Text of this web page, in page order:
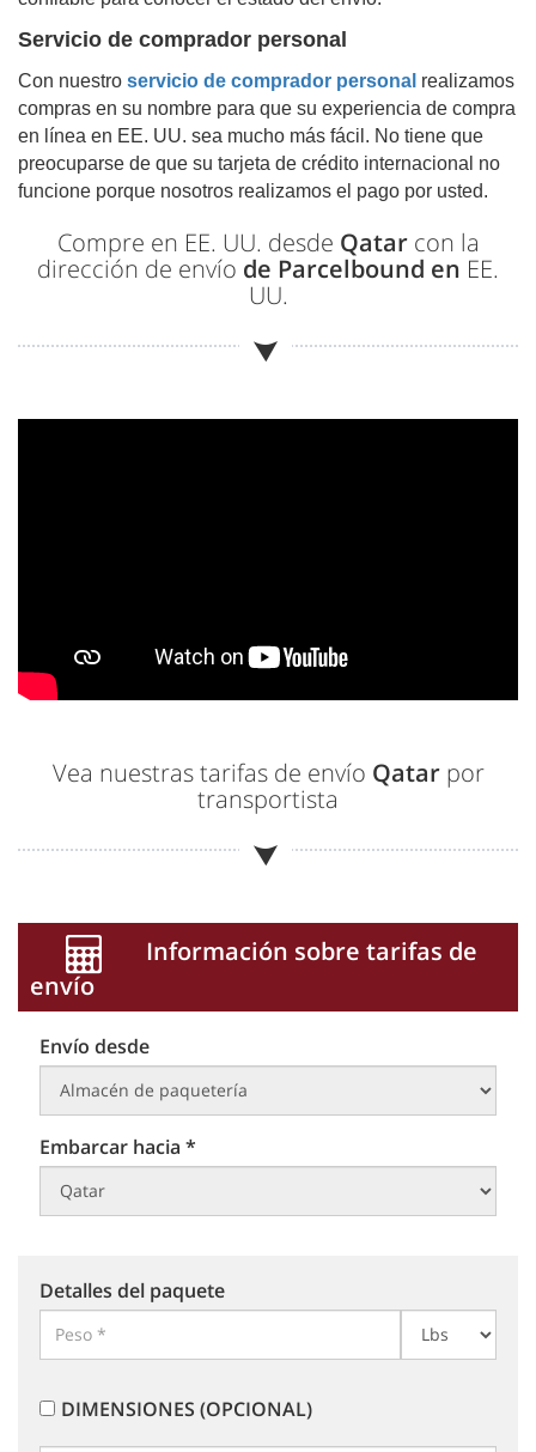
Servicio de comprador personal
Con nuestro servicio de comprador personal realizamos
compras en su nombre para que su experiencia de compra
en línea en EE. UU. sea mucho más fácil. No tiene que
preocuparse de que su tarjeta de crédito internacional no
funcione porque nosotros realizamos el pago por usted.
Compre en EE. UU. desde Qatarcon la
dirección de envío de Parcelbound en EE.
UU.
Vea nuestras tarifas de envío Qatarpor
transportista
Información sobre tarifas de
envío
Envío desde
Embarcar hacia *
Detalles del paquete
DIMENSIONES (OPCIONAL)